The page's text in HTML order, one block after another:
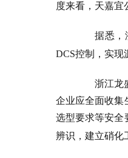
度来看，天嘉宜
据悉，
DCS控制，实现
浙江龙
企业应全面收集
选型要求等安全
辨识，建立硝化